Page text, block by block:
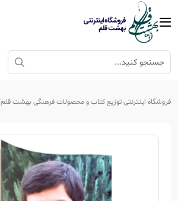
فروشگاه اینترنتی توزیع کتاب و محصولات فرهنگی بهشت قلم